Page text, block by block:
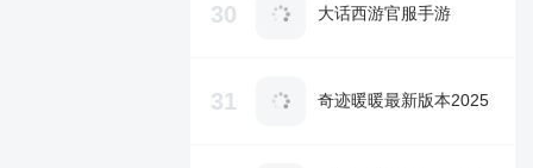
30 大话西游官服手游
31 奇迹暖暖最新版本2025